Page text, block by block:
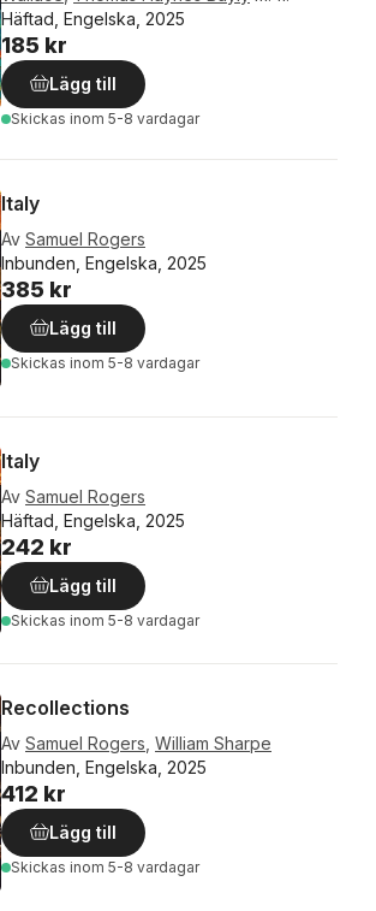
Häftad, Engelska, 2025
185 kr
Lägg till
Skickas inom 5-8 vardagar
Italy
Av Samuel Rogers
Inbunden, Engelska, 2025
385 kr
Lägg till
Skickas inom 5-8 vardagar
Italy
Av Samuel Rogers
Häftad, Engelska, 2025
242 kr
Lägg till
Skickas inom 5-8 vardagar
Recollections
Av Samuel Rogers William Sharpe
Inbunden, Engelska, 2025
412 kr
Lägg till
Skickas inom 5-8 vardagar